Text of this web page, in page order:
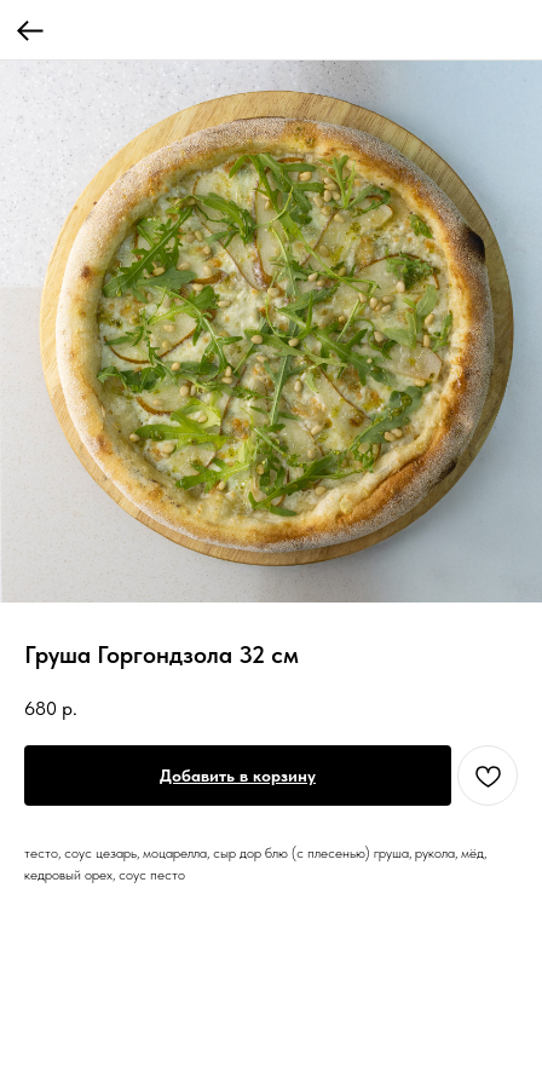
Груша Горгондзола 32 см
680 р.
Добавить в корзину
тесто, соус цезарь, моцарелла, сыр дор блю (с плесенью) груша, рукола, мёд,
кедровый орех, соус песто